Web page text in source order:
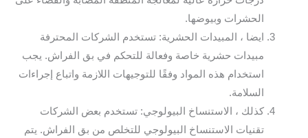
الحشرات وبيوضها.
ايضا ، المبيدات الحشرية: تستخدم الشركات المحترفة
مبيدات حشرية خاصة وفعالة للتحكم في بق الفراش. يجب
استخدام هذه المواد وفقًا للتوجيهات اللازمة واتباع إجراءات
السلامة.
كذلك ، الاستنساخ البيولوجي: تستخدم بعض الشركات
تقنيات الاستنساخ البيولوجي للتخلص من بق الفراش. يتم